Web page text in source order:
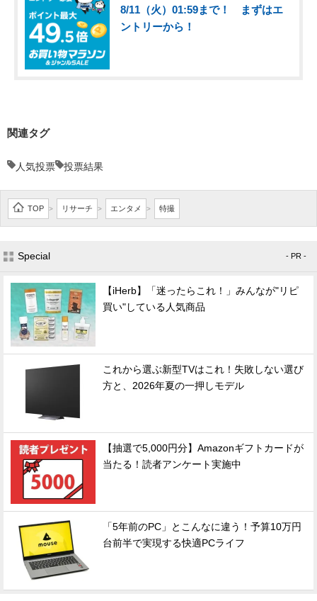
8/11（火）01:59まで！ まずはエ
ントリーから！
関連タグ
人気投票 投票結果
TOP > リサーチ > エンタメ > 特撮
Special - PR -
【iHerb】「迷ったらこれ！」みんなが"リピ
買い"している人気商品
これから選ぶ新型TVはこれ！失敗しない選び
方と、2026年夏の一押しモデル
【抽選で5,000円分】Amazonギフトカードが
当たる！読者アンケート実施中
「5年前のPC」とこんなに違う！予算10万円
台前半で実現する快適PCライフ